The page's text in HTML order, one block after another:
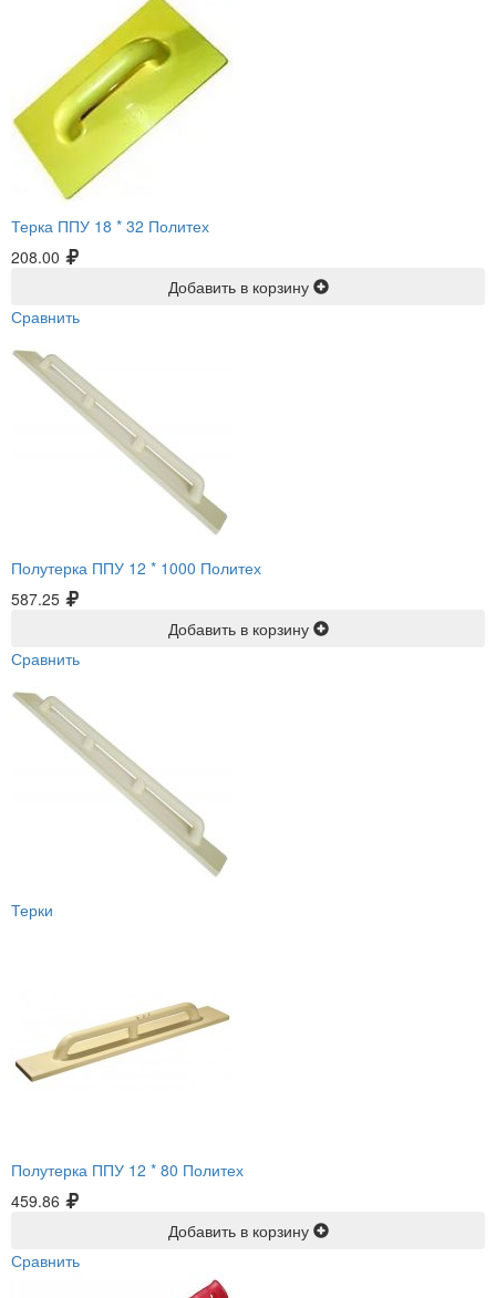
Терка ППУ 18 * 32 Политех
208.00
Добавить в корзину
Сравнить
Полутерка ППУ 12 * 1000 Политех
587.25
Добавить в корзину
Сравнить
Терки
Полутерка ППУ 12 * 80 Политех
459.86
Добавить в корзину
Сравнить